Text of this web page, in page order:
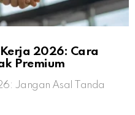
2026: Cara
Premium
Jangan Asal Tanda